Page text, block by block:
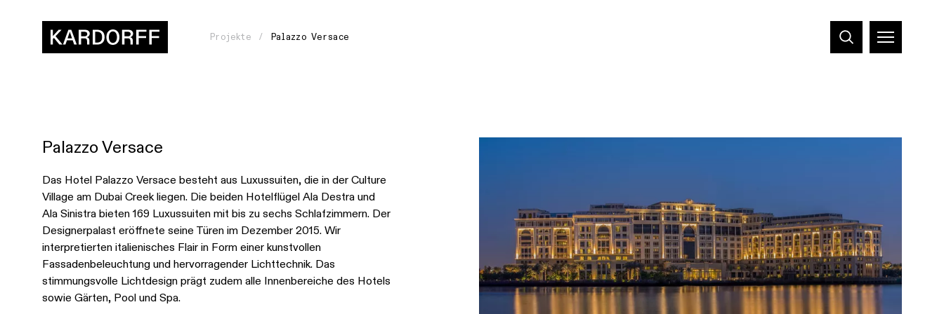
Projekte Palazzo Versace
Palazzo Versace
Das Hotel Palazzo Versace besteht aus Luxussuiten, die in der Culture
Village am Dubai Creek liegen. Die beiden Hotelflügel Ala Destra und
Ala Sinistra bieten 169 Luxussuiten mit bis zu sechs Schlafzimmern. Der
Designerpalast eröffnete seine Türen im Dezember 2015. Wir
interpretierten italienisches Flair in Form einer kunstvollen
Fassadenbeleuchtung und hervorragender Lichttechnik. Das
stimmungsvolle Lichtdesign prägt zudem alle Innenbereiche des Hotels
sowie Gärten, Pool und Spa.
Wie
gehen
wir
vor?
Womit
arbeiten